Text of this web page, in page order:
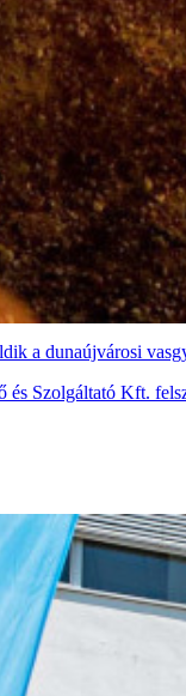
a dunaújvárosi
Szolgáltató Kft.